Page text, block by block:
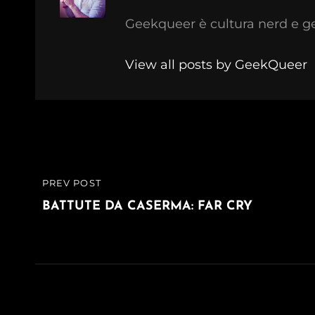
Geekqueer è cultura nerd e
View all posts by GeekQueer
Navigazione
articoli
PREVIOUS
POST
PREV POST
BATTUTE DA CASERMA: FAR CRY